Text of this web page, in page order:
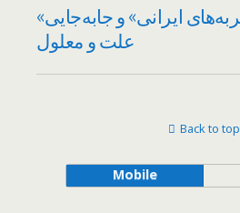
«دفن تجربه‌های ایرانی» و جابه‌جایی
علت و معلول
Back to top
Mobile